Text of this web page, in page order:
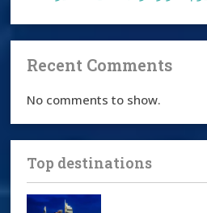
Recent Comments
No comments to show.
Top destinations